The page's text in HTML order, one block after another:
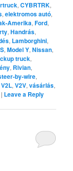
,CYBRTRK,
,elektromos autó,
Amerika,Ford,
,Handrás,
, Lamborghini,
,Model Y,Nissan,
truck,
, Rivian,
by-wire,
V2L,V2V,vásárlás,
| Leave a Reply